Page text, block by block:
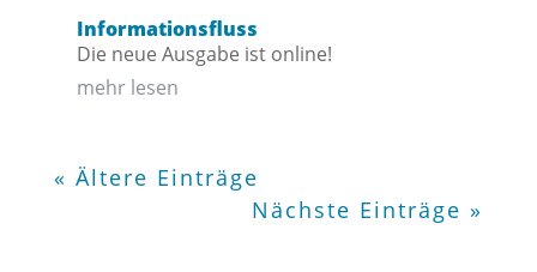
Informationsfluss
Die neue Ausgabe ist online!
mehr lesen
« Ältere Einträge
Nächste Einträge »